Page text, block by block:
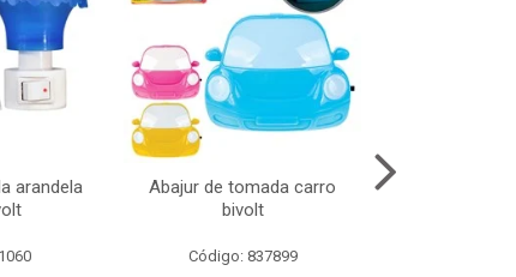
arandela
Abajur de tomada carro
bivolt
Código: 837899